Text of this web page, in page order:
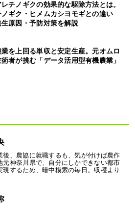
チノギクの効果的な駆除方法とは。
ノギク・ヒメムカシヨモギとの違い
原因・予防対策を解説
を上回る単収と安定生産。元オムロ
者が挑む「データ活用型有機農業」
後、農協に就職するも、気が付けば農作
元神奈川県で、自分にしかできない都市
現するため、暗中模索の毎日。収穫より